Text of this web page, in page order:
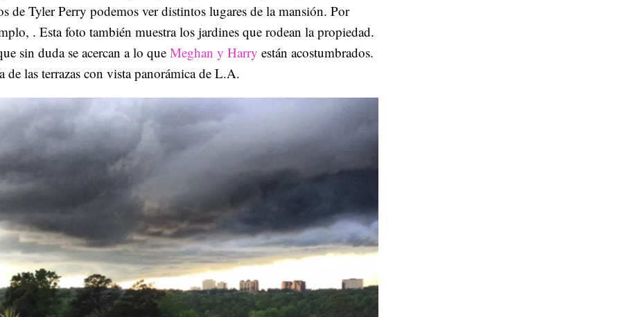
de Tyler Perry podemos ver distintos lugares de la mansión. Por
. Esta foto también muestra los jardines que rodean la propiedad.
sin duda se acercan a lo que Meghan y Harry están acostumbrados.
de las terrazas con vista panorámica de L.A.